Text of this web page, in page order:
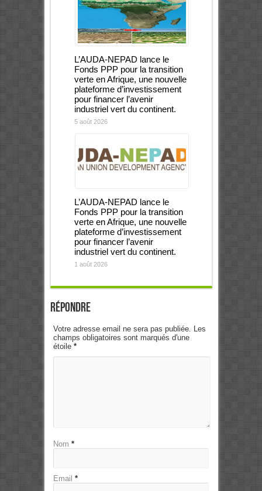
L’AUDA-NEPAD lance le
Fonds PPP pour la transition
verte en Afrique, une nouvelle
plateforme d’investissement
pour financer l’avenir
industriel vert du continent.
5 août 2026
L’AUDA-NEPAD lance le
Fonds PPP pour la transition
verte en Afrique, une nouvelle
plateforme d’investissement
pour financer l’avenir
industriel vert du continent.
1 août 2026
Répondre
Votre adresse email ne sera pas publiée. Les
champs obligatoires sont marqués d'une
étoile *
Nom *
Email *